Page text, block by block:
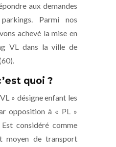
aux demandes
Parmi nos
achevé la mise en
VL dans la ville de
quoi ?
» désigne enfant les
opposition à « PL »
considéré comme
moyen de transport